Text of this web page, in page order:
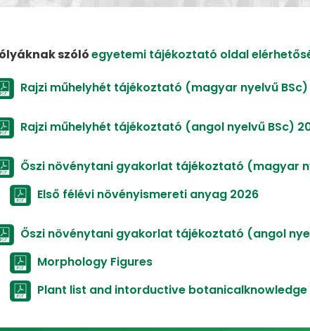
szólóegyetemi tájékoztató oldal
Rajzi műhelyhét tájékoztató (magyar nyelvű
Rajzi műhelyhét tájékoztató (angol nyelvű BSc)
Őszi növénytani gyakorlat tájékoztató (magyar
Első félévi növényismereti anyag 2026
Őszi növénytani gyakorlat tájékoztató (angol
Morphology Figures
Plant list and intorductive